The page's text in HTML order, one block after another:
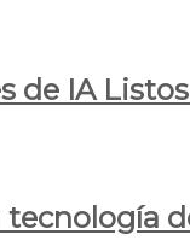
de IA
tecnología